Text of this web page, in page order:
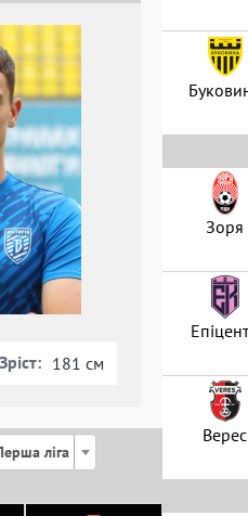
Зріст: 181 см
ліга
Зоря
Верес